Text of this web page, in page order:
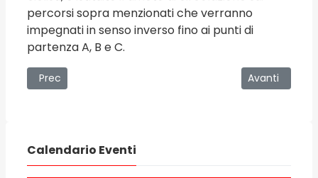
percorsi sopra menzionati che verranno
impegnati in senso inverso fino ai punti di
partenza A, B e C.
Articolo precedente: Congresso “Medicina orale e
Prec Articolo
Avanti
Calendario Eventi